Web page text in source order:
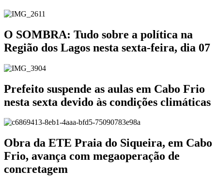
O SOMBRA: Tudo sobre a política na
Região dos Lagos nesta sexta-feira, dia 07
Prefeito suspende as aulas em Cabo Frio
nesta sexta devido às condições climáticas
Obra da ETE Praia do Siqueira, em Cabo
Frio, avança com megaoperação de
concretagem